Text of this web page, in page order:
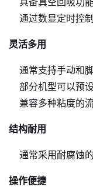
通过数显定时控
灵活多用
通常支持手动和
部分机型可以预
兼容多种粘度的
结构耐用
通常采用耐腐蚀
操作便捷